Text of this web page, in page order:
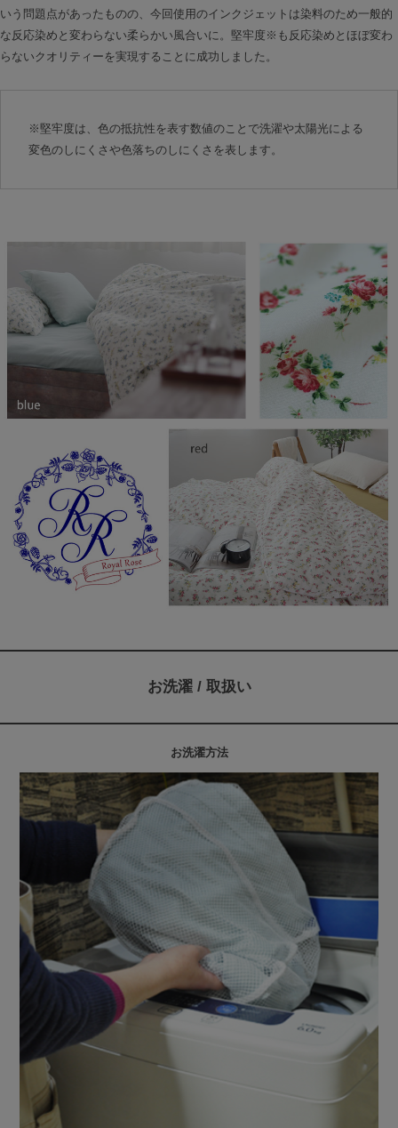
いう問題点があったものの、今回使用のインクジェットは染料のため一般的
な反応染めと変わらない柔らかい風合いに。堅牢度※も反応染めとほぼ変わ
らないクオリティーを実現することに成功しました。
※堅牢度は、色の抵抗性を表す数値のことで洗濯や太陽光による
変色のしにくさや色落ちのしにくさを表します。
お洗濯 / 取扱い
お洗濯方法